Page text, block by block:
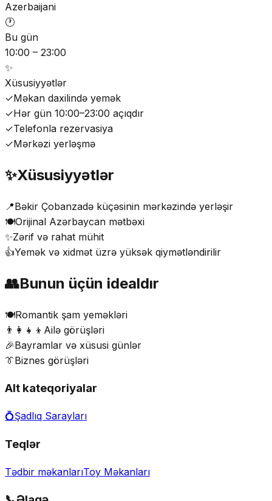
Azerbaijani
🕐
Bu gün
10:00 – 23:00
✨
Xüsusiyyətlər
✓Məkan daxilində yemək
✓Hər gün 10:00–23:00 açıqdır
✓Telefonla rezervasiya
✓Mərkəzi yerləşmə
✨Xüsusiyyətlər
📍Bəkir Çobanzadə küçəsinin mərkəzində yerləşir
🍽️Orijinal Azərbaycan mətbəxi
✨Zərif və rahat mühit
👍Yemək və xidmət üzrə yüksək qiymətləndirilir
👥Bunun üçün idealdır
🍽️Romantik şam yeməkləri
👨‍👩‍👧‍👦 Ailə görüşləri
🎉Bayramlar və xüsusi günlər
👔Biznes görüşləri
Alt kateqoriyalar
💍Şadlıq Sarayları
Teqlər
Tədbir məkanlarıToy Məkanları